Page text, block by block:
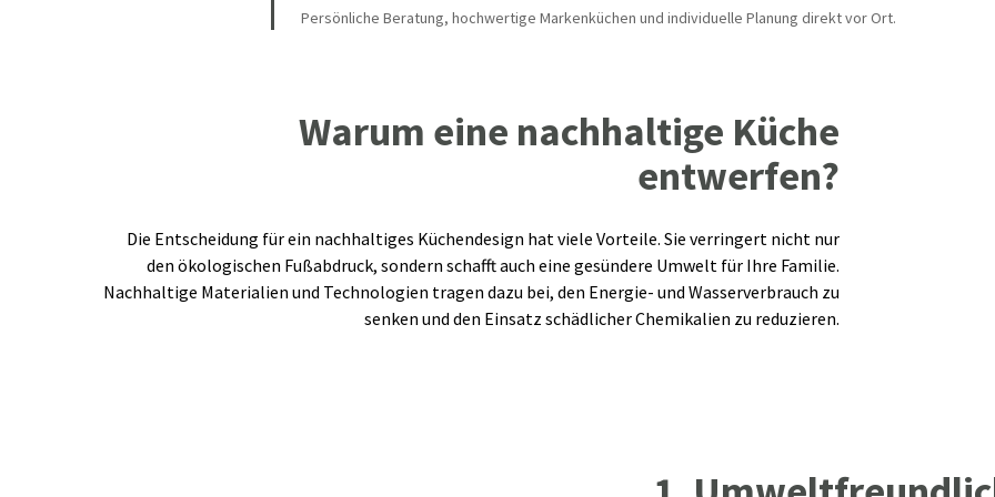
Persönliche Beratung, hochwertige Markenküchen und individuelle Planung direkt vor Ort.
Warum eine nachhaltige Küche
entwerfen?
Die Entscheidung für ein nachhaltiges Küchendesign hat viele Vorteile. Sie verringert nicht nur
den ökologischen Fußabdruck, sondern schafft auch eine gesündere Umwelt für Ihre Familie.
Nachhaltige Materialien und Technologien tragen dazu bei, den Energie- und Wasserverbrauch zu
senken und den Einsatz schädlicher Chemikalien zu reduzieren.